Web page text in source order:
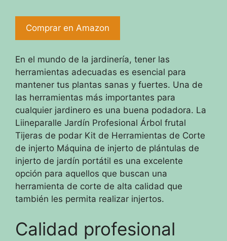
Comprar en Amazon
En el mundo de la jardinería, tener las
herramientas adecuadas es esencial para
mantener tus plantas sanas y fuertes. Una de
las herramientas más importantes para
cualquier jardinero es una buena podadora. La
Liineparalle Jardín Profesional Árbol frutal
Tijeras de podar Kit de Herramientas de Corte
de injerto Máquina de injerto de plántulas de
injerto de jardín portátil es una excelente
opción para aquellos que buscan una
herramienta de corte de alta calidad que
también les permita realizar injertos.
Calidad profesional